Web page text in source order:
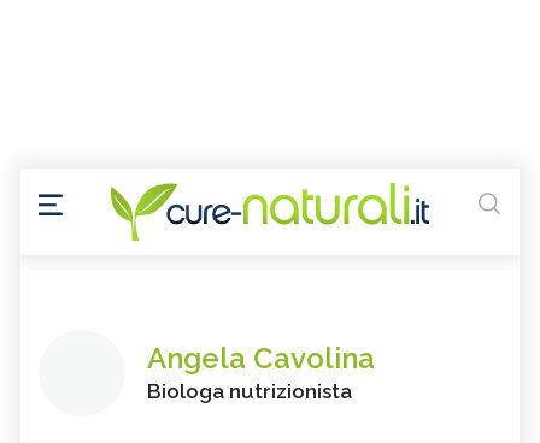
Angela Cavolina
Biologa nutrizionista